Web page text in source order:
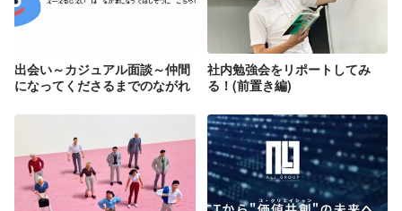
出会い～カジュアル面談～仲間
になってくださるまでのながれ
社内勉強会をリポートしてみ
る！(前置き編)